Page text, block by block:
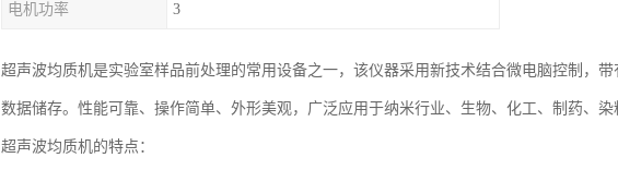
电机功率 3
超声波均质机是实验室样品前处理的常用设备之一，该仪器采用新技术结合微电脑控制，
数据储存。性能可靠、操作简单、外形美观，广泛应用于纳米行业、生物、化工、制药、
超声波均质机的特点：